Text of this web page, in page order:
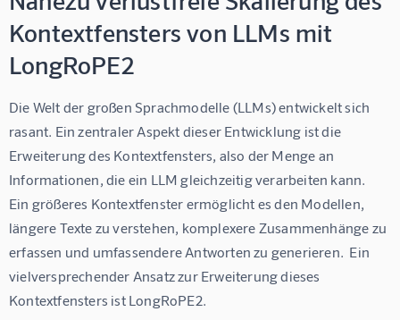
Kontextfensters von LLMs mit
LongRoPE2
Die Welt der großen Sprachmodelle (LLMs) entwickelt sich
rasant. Ein zentraler Aspekt dieser Entwicklung ist die
Erweiterung des Kontextfensters, also der Menge an
Informationen, die ein LLM gleichzeitig verarbeiten kann.
Ein größeres Kontextfenster ermöglicht es den Modellen,
längere Texte zu verstehen, komplexere Zusammenhänge zu
erfassen und umfassendere Antworten zu generieren.  Ein
vielversprechender Ansatz zur Erweiterung dieses
Kontextfensters ist LongRoPE2.